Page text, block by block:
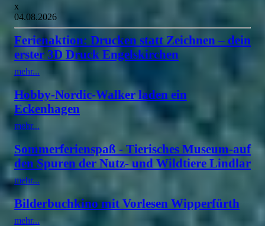
x
04.08.2026
Ferienaktion: Drucken statt Zeichnen – dein
erster 3D Druck Engelskirchen
mehr...
Hobby-Nordic-Walker laden ein
Eckenhagen
mehr...
Sommerferienspaß - Tierisches Museum-auf
den Spuren der Nutz- und Wildtiere Lindlar
mehr...
Bilderbuchkino mit Vorlesen Wipperfürth
mehr...